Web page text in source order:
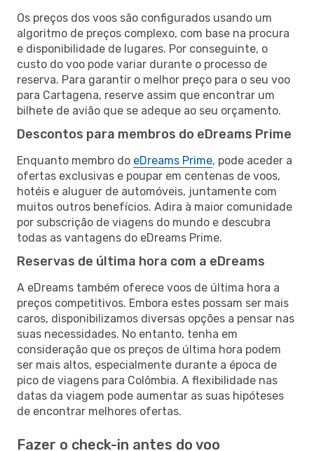
Os preços dos voos são configurados usando um
algoritmo de preços complexo, com base na procura
e disponibilidade de lugares. Por conseguinte, o
custo do voo pode variar durante o processo de
reserva. Para garantir o melhor preço para o seu voo
para Cartagena, reserve assim que encontrar um
bilhete de avião que se adeque ao seu orçamento.
Descontos para membros do eDreams Prime
Enquanto membro do eDreams Prime, pode aceder a
ofertas exclusivas e poupar em centenas de voos,
hotéis e aluguer de automóveis, juntamente com
muitos outros benefícios. Adira à maior comunidade
por subscrição de viagens do mundo e descubra
todas as vantagens do eDreams Prime.
Reservas de última hora com a eDreams
A eDreams também oferece voos de última hora a
preços competitivos. Embora estes possam ser mais
caros, disponibilizamos diversas opções a pensar nas
suas necessidades. No entanto, tenha em
consideração que os preços de última hora podem
ser mais altos, especialmente durante a época de
pico de viagens para Colômbia. A flexibilidade nas
datas da viagem pode aumentar as suas hipóteses
de encontrar melhores ofertas.
Fazer o check-in antes do voo